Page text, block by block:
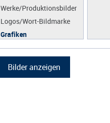
Werke/Produktionsbilder
Logos/Wort-Bildmarke
Grafiken